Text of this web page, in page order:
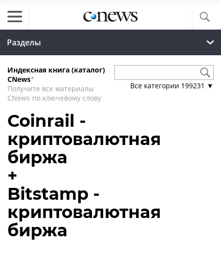
Разделы
Индексная книга (каталог)
CNews*
Получите все материалы
CNews по ключевому слову
Все категории 199231 ▼
Coinrail -
криптовалютная
биржа
+
Bitstamp -
криптовалютная
биржа